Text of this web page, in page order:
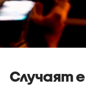
Случаят